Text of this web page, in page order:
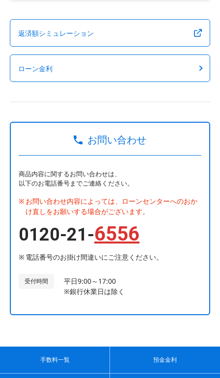
返済額シミュレーション
ローン金利
お問い合わせ
商品内容に関するお問い合わせは、
以下のお電話番号までご連絡ください。
お問い合わせ内容によっては、ローンセンターへのおか
け直しをお願いする場合がございます。
0120-21-6556
電話番号のお掛け間違いにご注意ください。
受付時間
平日9:00～17:00
※銀行休業日は除く
手数料一覧 預金金利